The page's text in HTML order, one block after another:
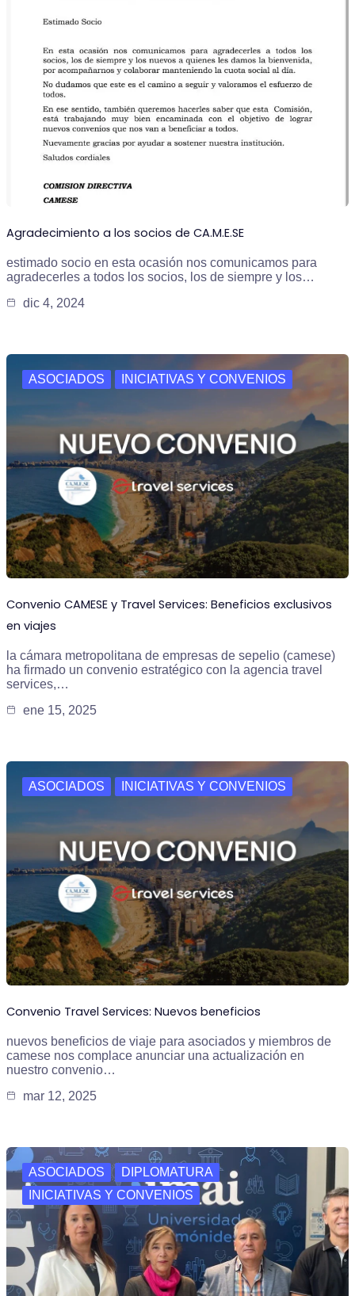
Agradecimiento a los socios de CA.M.E.SE
estimado socio en esta ocasión nos comunicamos para
agradecerles a todos los socios, los de siempre y los…
dic 4, 2024
ASOCIADOS INICIATIVAS Y CONVENIOS
Convenio CAMESE y Travel Services: Beneficios exclusivos
en viajes
la cámara metropolitana de empresas de sepelio (camese)
ha firmado un convenio estratégico con la agencia travel
services,…
ene 15, 2025
ASOCIADOS INICIATIVAS Y CONVENIOS
Convenio Travel Services: Nuevos beneficios
nuevos beneficios de viaje para asociados y miembros de
camese nos complace anunciar una actualización en
nuestro convenio…
mar 12, 2025
ASOCIADOS
DIPLOMATURA
INICIATIVAS Y CONVENIOS